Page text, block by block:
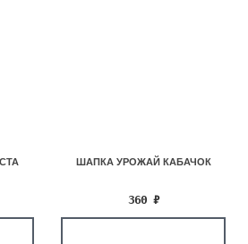
ШАПКА УРОЖАЙ КАБАЧОК
360 ₽